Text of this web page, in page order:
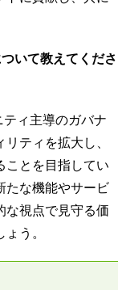
いて教えてくださ
ィ主導のガバナ
ティを拡大し、
ことを目指してい
たな機能やサービ
な視点で見守る価
う。